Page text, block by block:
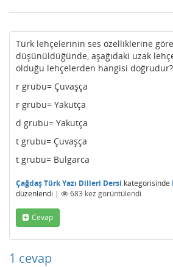
Türk lehçelerinin ses özelliklerine
düşünüldüğünde, aşağıdaki uzak
olduğu lehçelerden hangisi doğrudur?
r grubu= Çuvaşça
r grubu= Yakutça
d grubu= Yakutça
t grubu= Çuvaşça
t grubu= Bulgarca
Çağdaş Türk Yazı Dilleri Dersi kategorisinde
düzenlendi | 683 kez görüntülendi
Cevap
1 cevap